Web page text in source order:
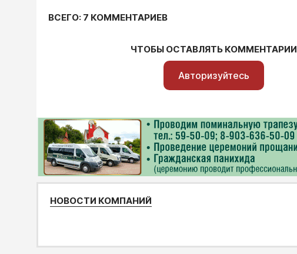
ВСЕГО: 7 КОММЕНТАРИЕВ
ЧТОБЫ ОСТАВЛЯТЬ КОММЕНТАРИИ
Авторизуйтесь
НОВОСТИ КОМПАНИЙ